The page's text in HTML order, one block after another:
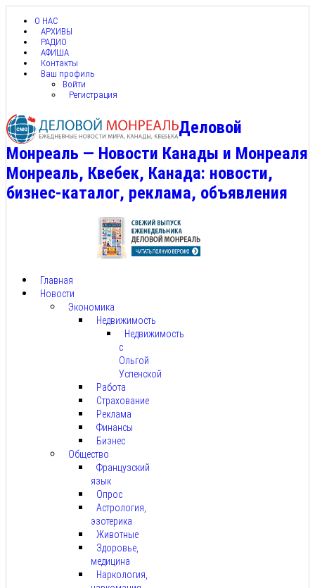
О НАС
АРХИВЫ
РАДИО
АФИША
Контакты
Ваш профиль
Войти
Регистрация
Деловой
Монреаль — Новости Канады и Монреаля
Монреаль, Квебек, Канада: новости,
бизнес-каталог, реклама, объявления
Главная
Новости
Экономика
Недвижимость
Недвижимость
с
Ольгой
Успенской
Работа
Страхование
Реклама
Финансы
Бизнес
Общество
Французский
язык
Опрос
Астрология,
эзотерика
Животные
Здоровье,
медицина
Наркология,